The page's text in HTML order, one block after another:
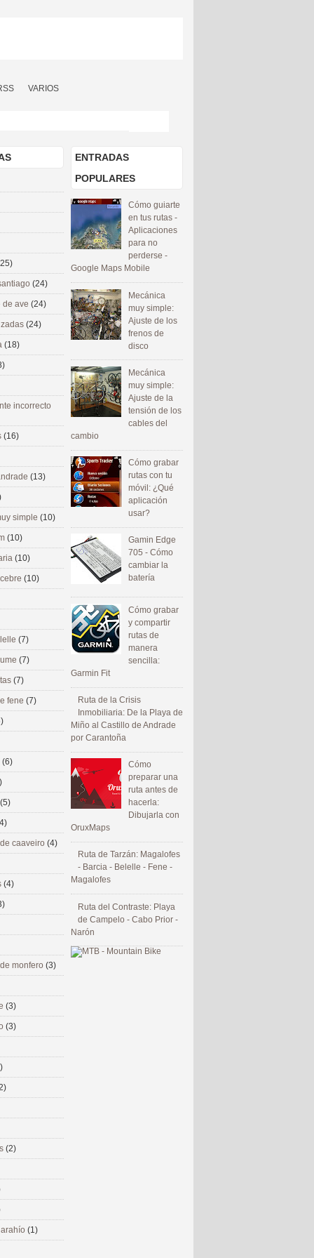
VARIOS
ENTRADAS
POPULARES
Cómo guiarte
en tus rutas -
Aplicaciones
para no
perderse -
Google Maps Mobile
Mecánica
muy simple:
Ajuste de los
frenos de
disco
Mecánica
muy simple:
Ajuste de la
tensión de los
cables del
cambio
Cómo grabar
rutas con tu
móvil: ¿Qué
aplicación
usar?
Gamin Edge
705 - Cómo
cambiar la
batería
Cómo grabar
y compartir
rutas de
manera
sencilla:
Garmin Fit
Ruta de la Crisis
Inmobiliaria: De la Playa de
Miño al Castillo de Andrade
por Carantoña
Cómo
preparar una
ruta antes de
hacerla:
Dibujarla con
OruxMaps
Ruta de Tarzán: Magalofes
- Barcia - Belelle - Fene -
Magalofes
Ruta del Contraste: Playa
de Campelo - Cabo Prior -
Narón
(24)
de ave (24)
(24)
(18)
incorrecto
(16)
(13)
simple (10)
(10)
(10)
(10)
(7)
(7)
(7)
fene (7)
(6)
(5)
caaveiro (4)
(4)
monfero (3)
(3)
(3)
(2)
(1)